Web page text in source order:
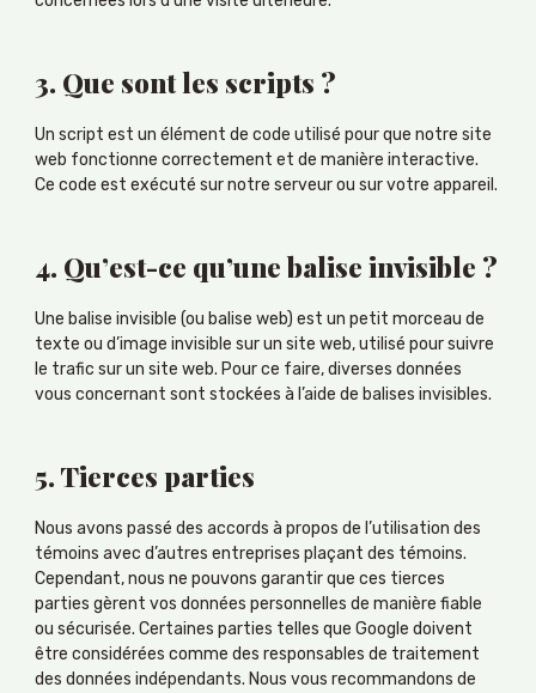
3. Que sont les scripts ?
Un script est un élément de code utilisé pour que notre site
web fonctionne correctement et de manière interactive.
Ce code est exécuté sur notre serveur ou sur votre appareil.
4. Qu’est-ce qu’une balise invisible ?
Une balise invisible (ou balise web) est un petit morceau de
texte ou d’image invisible sur un site web, utilisé pour suivre
le trafic sur un site web. Pour ce faire, diverses données
vous concernant sont stockées à l’aide de balises invisibles.
5. Tierces parties
Nous avons passé des accords à propos de l’utilisation des
témoins avec d’autres entreprises plaçant des témoins.
Cependant, nous ne pouvons garantir que ces tierces
parties gèrent vos données personnelles de manière fiable
ou sécurisée. Certaines parties telles que Google doivent
être considérées comme des responsables de traitement
des données indépendants. Nous vous recommandons de